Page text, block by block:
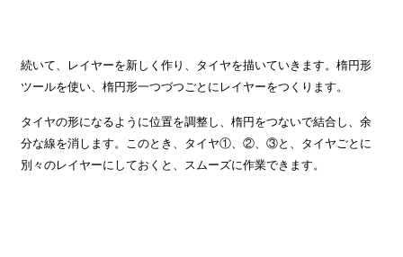
続いて、レイヤーを新しく作り、タイヤを描いていきます。楕円形
ツールを使い、楕円形一つづつごとにレイヤーをつくります。
タイヤの形になるように位置を調整し、楕円をつないで結合し、余
分な線を消します。このとき、タイヤ①、②、③と、タイヤごとに
別々のレイヤーにしておくと、スムーズに作業できます。